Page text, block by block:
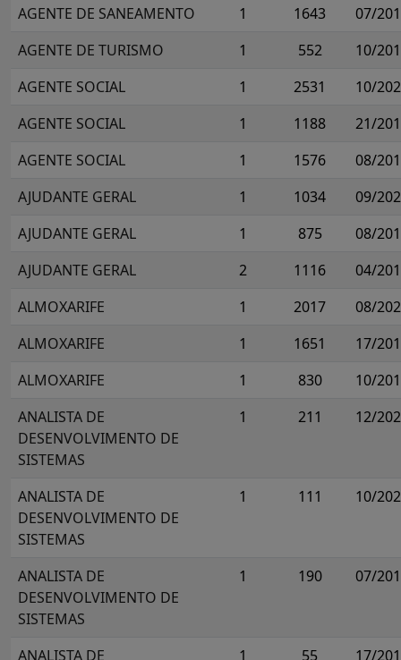
AGENTE DE SANEAMENTO 1 1643
07/
AGENTE DE TURISMO
1 552
10/
AGENTE SOCIAL
1 2531
10/
AGENTE SOCIAL
1 1188
21/
AGENTE SOCIAL
1 1576
08/
AJUDANTE GERAL
1 1034
09/
AJUDANTE GERAL
1 875
08/
AJUDANTE GERAL
2 1116
04/
ALMOXARIFE
1 2017
08/
ALMOXARIFE
1 1651
17/
ALMOXARIFE
1 830
10/
ANALISTA DE
DESENVOLVIMENTO DE
SISTEMAS
1 211 12/
ANALISTA DE
DESENVOLVIMENTO DE
SISTEMAS
1 111 10/
ANALISTA DE
DESENVOLVIMENTO DE
SISTEMAS
1 190 07/
ANALISTA DE
1 55 17/